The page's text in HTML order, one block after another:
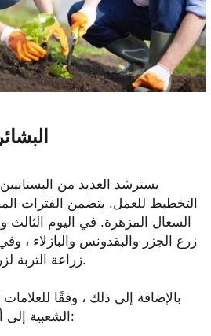
يسترشد العديد من
التخطيط للعمل. يتضمن الفترات
السعال المزهرة. في اليوم الثالث
زرع الجزر والبقدونس والبازلاء ،
زراعة التربة لزراعة الطماطم والباذنجان.
بالإضافة إلى ذلك ، وفقًا
الشعبية إلى أحوال الطقس في الشهر: